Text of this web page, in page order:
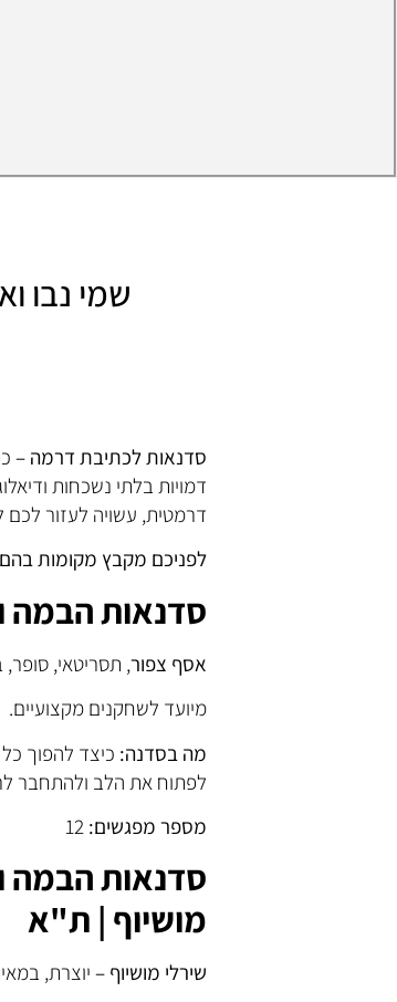
שמי נבו
סדנאות לכתיבת דרמה –
דמויות בלתי נשכחות
דרמטית, עשויה לעזור לכם
לפניכם מקבץ מקומות
סדנאות הבמה
אסף צפור, תסריטאי,
מיועד לשחקנים מקצועיים.
מה בסדנה: כיצד להפוך
לפתוח את הלב ולהתחבר
מספר מפגשים: 12
סדנאות הבמה
מושיוף | ת"א
שירלי מושיוף – יוצרת,